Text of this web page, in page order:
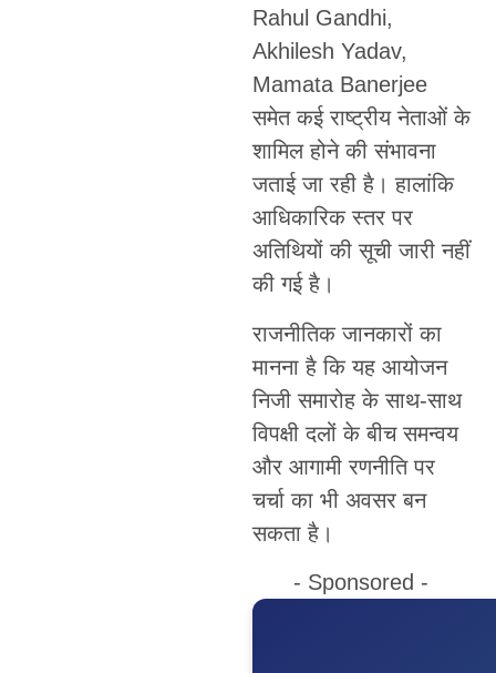
Rahul Gandhi,
Akhilesh Yadav,
Mamata Banerjee
समेत कई राष्ट्रीय नेताओं के
शामिल होने की संभावना
जताई जा रही है। हालांकि
आधिकारिक स्तर पर
अतिथियों की सूची जारी नहीं
की गई है।
राजनीतिक जानकारों का
मानना है कि यह आयोजन
निजी समारोह के साथ-साथ
विपक्षी दलों के बीच समन्वय
और आगामी रणनीति पर
चर्चा का भी अवसर बन
सकता है।
- Sponsored -